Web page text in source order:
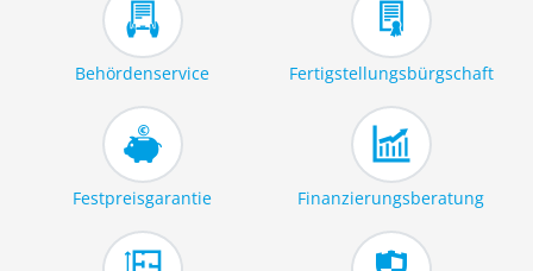
Behördenservice Fertigstellungsbürgschaft
Festpreisgarantie Finanzierungsberatung